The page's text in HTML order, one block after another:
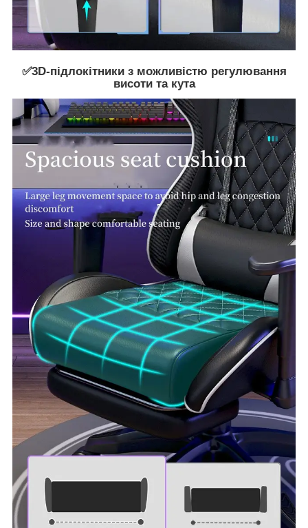
✅3D-підлокітники з можливістю регулювання
висоти та кута